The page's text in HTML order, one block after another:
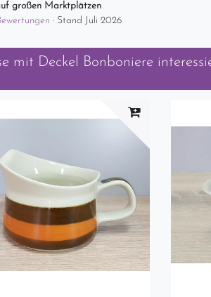
großen Marktplätzen
· Stand Juli 2026
mit Deckel Bonboniere